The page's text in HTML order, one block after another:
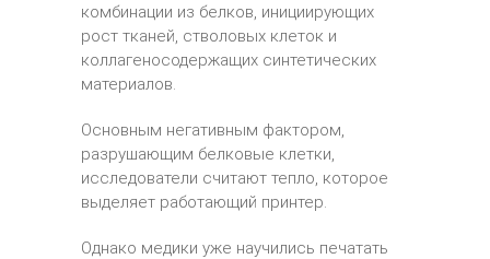
комбинации из белков, инициирующих
рост тканей, стволовых клеток и
коллагеносодержащих синтетических
материалов.
Основным негативным фактором,
разрушающим белковые клетки,
исследователи считают тепло, которое
выделяет работающий принтер.
Однако медики уже научились печатать